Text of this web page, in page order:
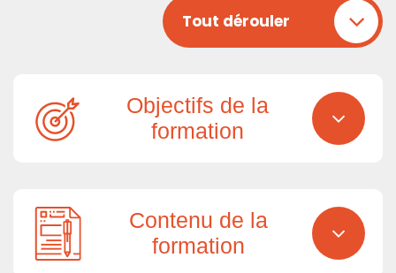
Tout dérouler
Objectifs de la
formation
Contenu de la
formation